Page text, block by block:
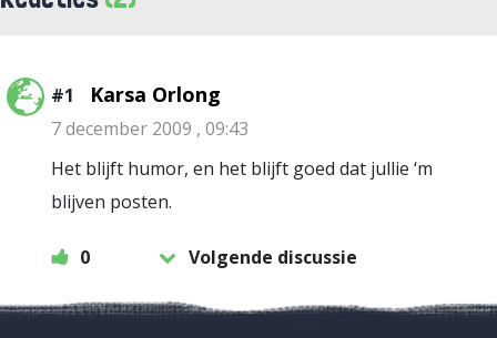
#1 Karsa Orlong
7 december 2009 , 09:43
Het blijft humor, en het blijft goed dat jullie ‘m
blijven posten.
0 Volgende discussie